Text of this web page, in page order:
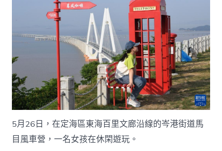
里
查
包
養
文
廊
勾
勒
海
島
山
川
畫
卷
5月26日，在定海區東海百里文廊沿線的岑港街道馬
目風車營，一名女孩在休閑遊玩。